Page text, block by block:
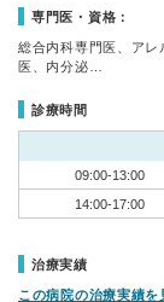
専門医・資格：
総合内科専門医、アレ
医、内分泌…
診療時間
09:00-13:00
14:00-17:00
治療実績
この病院の治療実績を